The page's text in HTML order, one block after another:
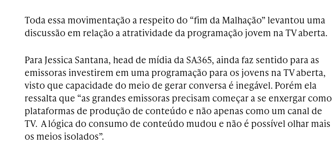
Toda essa movimentação a respeito do “fim da Malhação” levantou uma
discussão em relação a atratividade da programação jovem na TV aberta.
Para Jessica Santana, head de mídia da SA365, ainda faz sentido para as
emissoras investirem em uma programação para os jovens na TV aberta,
visto que capacidade do meio de gerar conversa é inegável. Porém ela
ressalta que “as grandes emissoras precisam começar a se enxergar como
plataformas de produção de conteúdo e não apenas como um canal de
TV. A lógica do consumo de conteúdo mudou e não é possível olhar mais
os meios isolados”.